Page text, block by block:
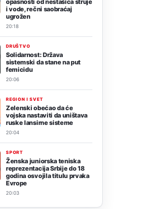
opasnosti od nestašica struje
i vode, rečni saobraćaj
ugrožen
20:18
DRUŠTVO
Solidarnost: Država
sistemski da stane na put
femicidu
20:06
REGION I SVET
Zelenski obećao da će
vojska nastaviti da uništava
ruske lansirne sisteme
20:04
SPORT
Ženska juniorska teniska
reprezentacija Srbije do 18
godina osvojila titulu prvaka
Evrope
20:03